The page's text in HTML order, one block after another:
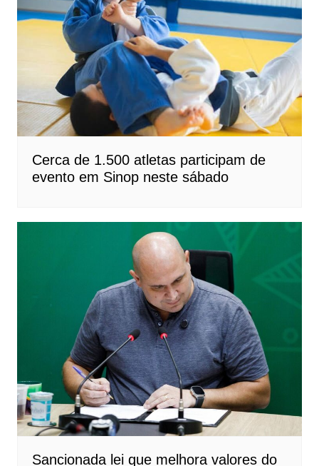
Cerca de 1.500 atletas participam de
evento em Sinop neste sábado
Sancionada lei que melhora valores do